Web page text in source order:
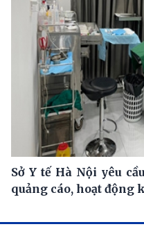
Sở Y tế Hà Nội yêu
quảng cáo, hoạt động